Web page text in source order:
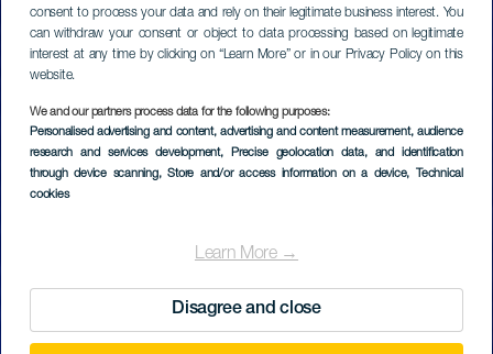
consent to process your data and rely on their legitimate business interest. You
can withdraw your consent or object to data processing based on legitimate
interest at any time by clicking on “Learn More” or in our Privacy Policy on this
website.
We and our partners process data for the following purposes:
Personalised advertising and content, advertising and content measurement, audience
research and services development, Precise geolocation data, and identification
through device scanning, Store and/or access information on a device, Technical
cookies
Learn More →
Disagree and close